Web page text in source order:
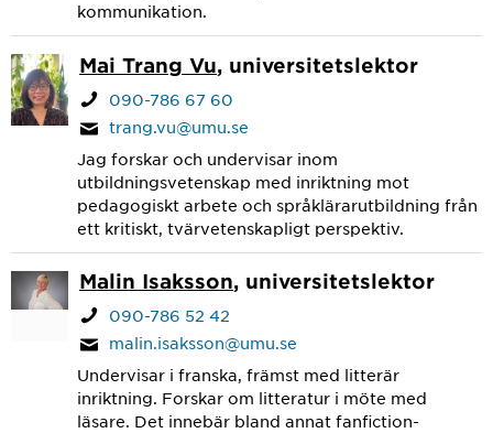
kommunikation.
Mai Trang Vu, universitetslektor
090-786 67 60
trang.vu@umu.se
Jag forskar och undervisar inom
utbildningsvetenskap med inriktning mot
pedagogiskt arbete och språklärarutbildning från
ett kritiskt, tvärvetenskapligt perspektiv.
Malin Isaksson, universitetslektor
090-786 52 42
malin.isaksson@umu.se
Undervisar i franska, främst med litterär
inriktning. Forskar om litteratur i möte med
läsare. Det innebär bland annat fanfiction-